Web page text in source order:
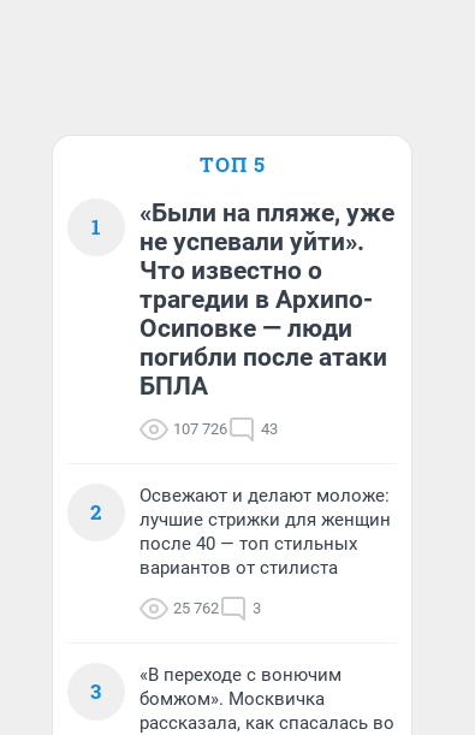
ТОП 5
1
«Были на пляже, уже
не успевали уйти».
Что известно о
трагедии в Архипо-
Осиповке — люди
погибли после атаки
БПЛА
107 726 43
2
Освежают и делают моложе:
лучшие стрижки для женщин
после 40 — топ стильных
вариантов от стилиста
25 762 3
3
«В переходе с вонючим
бомжом». Москвичка
рассказала, как спасалась во